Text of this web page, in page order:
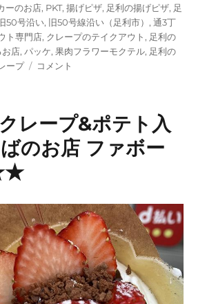
ーのお店, PKT,揚げピザ, 足利の揚げピザ, 足
50号沿い, 旧50号線沿い（足利市）,通3丁
ト専門店, クレープのテイクアウト, 足利の
お店,パッケ,果肉フラワーモクテル, 足利の
ープ
【足
ピ
販
ッ
チ
ン
カ
ー
“PKT”
パ
コメント
クレープ&ポテト入
のお店 ファボー